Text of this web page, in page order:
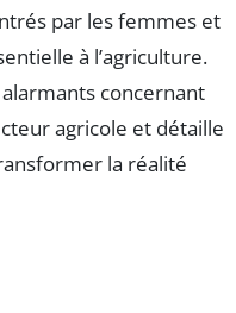
par les femmes et
à l’agriculture.
concernant
agricole et détaille
la réalité